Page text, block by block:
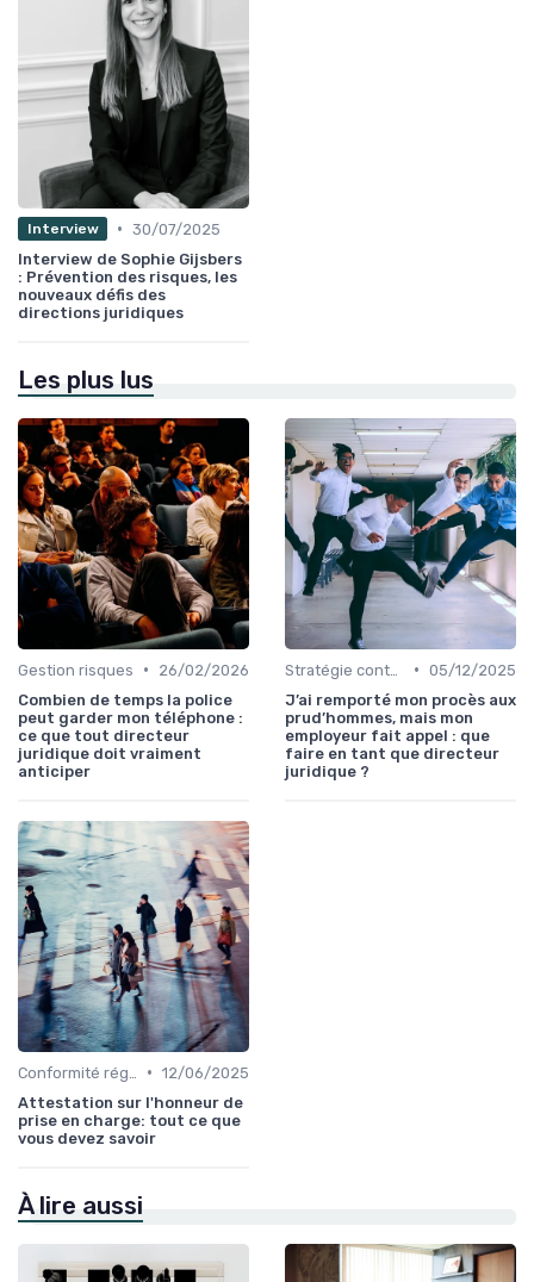
Interview • 30/07/2025
Interview de Sophie Gijsbers
: Prévention des risques, les
nouveaux défis des
directions juridiques
Les plus lus
Gestion risques •
26/02/2026
Combien de temps la police
peut garder mon téléphone :
ce que tout directeur
juridique doit vraiment
anticiper
• 05/12/2025
J’ai remporté mon procès aux
prud’hommes, mais mon
employeur fait appel : que
faire en tant que directeur
juridique ?
• 12/06/2025
Attestation sur l'honneur de
prise en charge: tout ce que
vous devez savoir
À lire aussi